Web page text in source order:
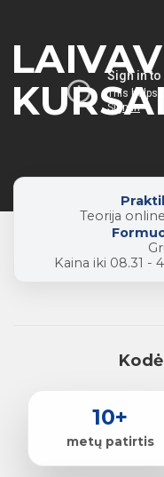
Teorija
Kaina iki 08.31 -
10+
metų patirtis